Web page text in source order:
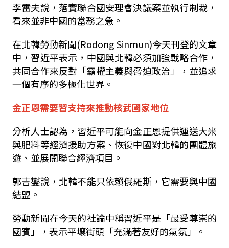
李雷夫說，落實聯合國安理會決議案並執行制裁，
看來並非中國的當務之急。
在北韓勞動新聞(Rodong Sinmun)今天刊登的文章
中，習近平表示，中國與北韓必須加強戰略合作，
共同合作來反對「霸權主義與脅迫政治」，並追求
一個有序的多極化世界。
金正恩需要習支持來推動核武國家地位
分析人士認為，習近平可能向金正恩提供運送大米
與肥料等經濟援助方案、恢復中國對北韓的團體旅
遊、並展開聯合經濟項目。
郭吉燮說，北韓不能只依賴俄羅斯，它需要與中國
結盟。
勞動新聞在今天的社論中稱習近平是「最受尊崇的
國賓」，表示平壤街頭「充滿著友好的氣氛」。